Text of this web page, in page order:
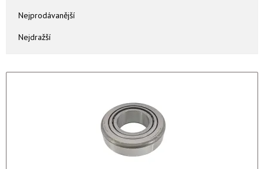
Nejprodávanější
Nejdražší